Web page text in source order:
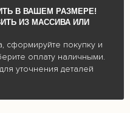
В ВАШЕМ РАЗМЕРЕ!
ИЗ МАССИВА ИЛИ
сформируйте покупку и
оплату наличными.
уточнения деталей